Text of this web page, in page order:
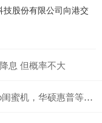
股份有限公司向港交
息 但概率不大
还远吗？_市场_产品_场景